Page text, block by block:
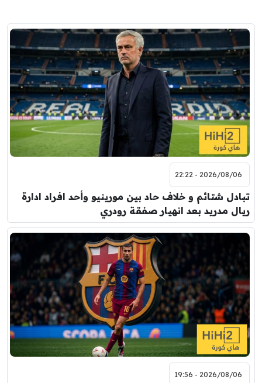
2026/08/06 - 22:22
تبادل شتائم و خلاف حاد بين مورينيو وأحد افراد ادارة
ريال مدريد بعد انهيار صفقة رودري
2026/08/06 - 19:56